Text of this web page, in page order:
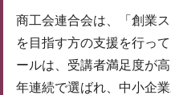
商工会連合会は、「創業
を目指す方の支援を行っ
ールは、受講者満足度が
年連続で選ばれ、中小企